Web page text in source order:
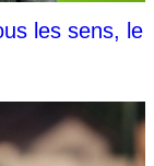
les sens, le